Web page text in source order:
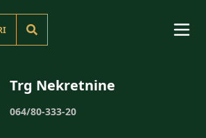
Trg Nekretnine
064/80-333-20